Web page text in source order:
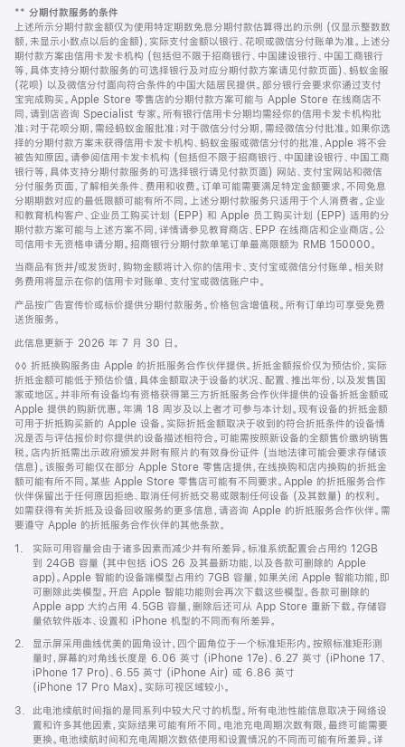
脚
脚
注
** 分期付款服务的条件
上述所示分期付款金额仅为使用特定期数免息分期付款估算得出的示例 (仅显示整数数
额，未显示小数点以后的金额)，实际支付金额以银行、花呗或微信分付账单为准。上述分
期付款方案由信用卡发卡机构 (包括但不限于招商银行、中国建设银行、中国工商银行
等，具体支持分期付款服务的可选择银行及对应分期付款方案请见付款页面)、蚂蚁金服
(花呗) 以及微信分付面向符合条件的中国大陆居民提供。部分银行会要求你通过支付
宝完成购买。Apple Store 零售店的分期付款方案可能与 Apple Store 在线商店不
同，请到店咨询 Specialist 专家。所有银行信用卡分期均需经你的信用卡发卡机构批
准；对于花呗分期，需经蚂蚁金服批准；对于微信分付分期，需经微信分付批准。如果你选
择的分期付款方案未获得信用卡发卡机构、蚂蚁金服或微信分付的批准，Apple 将不会
被告知原因。请参阅信用卡发卡机构 (包括但不限于招商银行、中国建设银行、中国工商
银行等，具体支持分期付款服务的可选择银行请见付款页面) 网站、支付宝网站和微信
分付服务页面，了解相关条件、费用和收费。订单可能需要满足特定金额要求，不同免息
分期期数对应的最低限额可能有所不同。上述分期付款服务只适用于个人消费者。企业
和教育机构客户、企业员工购买计划 (EPP) 和 Apple 员工购买计划 (EPP) 适用的分
期付款方案可能与上述方案不同，详情请参见教育商店、EPP 在线商店和企业商店。公
司信用卡无资格申请分期。招商银行分期付款单笔订单最高限额为 RMB 150000。
当商品有货并/或发货时，购物金额将计入你的信用卡、支付宝或微信分付账单。相关财
务费用将显示在你的信用卡对账单、支付宝或微信账户中。
产品按广告宣传价或标价提供分期付款服务。价格包含增值税。所有订单均可享受免费
送货服务。
此信息更新于 2026 年 7 月 30 日。
脚
注
◊◊ 折抵换购服务由 Apple 的折抵服务合作伙伴提供。折抵金额报价仅为预估价，实际
折抵金额可能低于预估价值，具体金额取决于设备的状况、配置、推出年份，以及发售国
家或地区。并非所有设备均有资格获得第三方折抵服务合作伙伴提供的设备折抵金额或
Apple 提供的购新优惠。年满 18 周岁及以上者才可参与本计划。现有设备的折抵金额
可用于折抵购买新的 Apple 设备。实际折抵金额取决于收到的符合折抵条件的设备情
况是否与评估报价时你提供的设备描述相符合。可能需按照新设备的全额售价缴纳销售
税。店内折抵需出示政府颁发并附有照片的有效身份证件 (当地法律可能会要求存储该
信息)。该服务可能仅在部分 Apple Store 零售店提供，在线换购和店内换购的折抵金
额可能有所不同。某些 Apple Store 零售店可能有不同要求。Apple 的折抵服务合作
伙伴保留出于任何原因拒绝、取消任何折抵交易或限制任何设备 (及其数量) 的权利。
如需获得有关折抵及设备回收服务的更多信息，请咨询 Apple 的折抵服务合作伙伴。需
要遵守 Apple 的折抵服务合作伙伴的其他条款。
脚
1.
实际可用容量会由于诸多因素而减少并有所差异。标准系统配置会占用约 12GB
到 24GB 容量 (其中包括 iOS 26 及其最新功能，以及各款可删除的 Apple
app)。Apple 智能的设备端模型占用约 7GB 容量，如果关闭 Apple 智能功能，即
可删除此类模型。开启 Apple 智能功能则会再次下载这些模型。各款可删除的
Apple app 大约占用 4.5GB 容量，删除后还可从 App Store 重新下载。存储容
量依软件版本、设置和 iPhone 机型的不同而有所差异。
脚
2.
显示屏采用曲线优美的圆角设计，四个圆角位于一个标准矩形内。按照标准矩形测
量时，屏幕的对角线长度是 6.06 英寸 (iPhone 17e)、6.27 英寸 (iPhone 17、
iPhone 17 Pro)、6.55 英寸 (iPhone Air) 或 6.86 英寸
(iPhone 17 Pro Max)。实际可视区域较小。
脚
3.
此电池续航时间指的是同系列中较大尺寸的机型。所有电池性能信息取决于网络设
置和许多其他因素，实际结果可能有所不同。电池充电周期次数有限，最终可能需要
更换。电池续航时间和充电周期次数依使用和设置情况的不同而可能有所差异。详